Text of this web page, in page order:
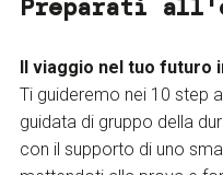
Preparati
Il viaggio nel tuo futuro
Ti guideremo nei 10 step
guidata di gruppo della
con il supporto di uno